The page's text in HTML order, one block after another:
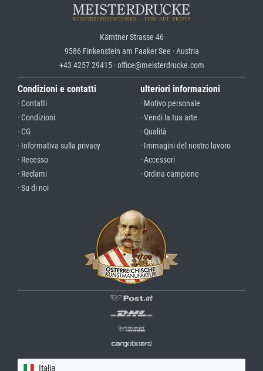
Kärntner Strasse 46
9586 Finkenstein am Faaker See · Austria
+43 4257 29415 · office@meisterdrucke.com
Condizioni e contatti
· Contatti
· Condizioni
· CG
· Informativa sulla privacy
· Recesso
· Reclami
· Su di noi
ulteriori informazioni
· Motivo personale
· Vendi la tua arte
· Qualità
· Immagini del nostro lavoro
· Accessori
· Ordina campione
Italia